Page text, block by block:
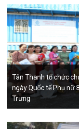
Tân Thanh tổ chức
ngày Quốc tế Phụ nữ
Trưng